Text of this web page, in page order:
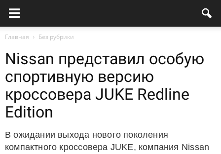
Главная Без рубрики
Nissan представил особую
спортивную версию
кроссовера JUKE Redline
Edition
В ожидании выхода нового поколения
компактного кроссовера JUKE, компания Nissan